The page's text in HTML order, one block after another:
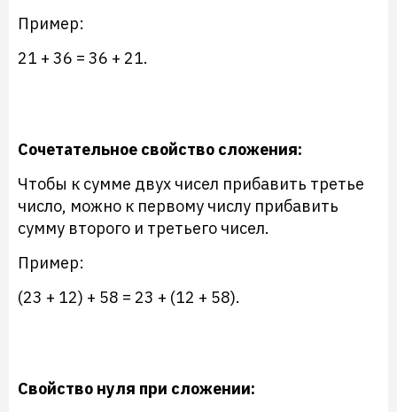
Пример:
21 + 36 = 36 + 21.
Сочетательное свойство сложения:
Чтобы к сумме двух чисел прибавить третье
число, можно к первому числу прибавить
сумму второго и третьего чисел.
Пример:
(23 + 12) + 58 = 23 + (12 + 58).
Свойство нуля при сложении: